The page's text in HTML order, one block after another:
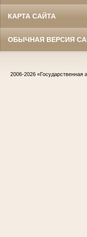
КАРТА САЙТА
ОБЫЧНАЯ ВЕРСИЯ
2006-2026 «Государственная